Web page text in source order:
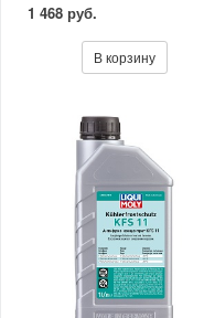
1 468 руб.
В корзину